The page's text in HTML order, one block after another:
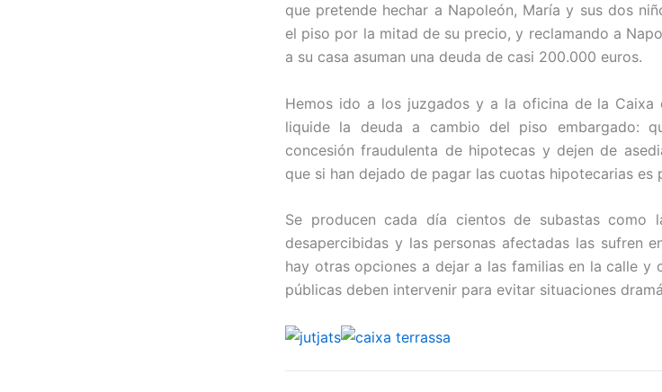
que pretende hechar a Napoleón, María y sus dos
el piso por la mitad de su precio, y reclamando a
a su casa asuman una deuda de casi 200.000 euros.
Hemos ido a los juzgados y a la oficina de la Caixa
liquide la deuda a cambio del piso embargado:
concesión fraudulenta de hipotecas y dejen de
que si han dejado de pagar las cuotas hipotecarias es
Se producen cada día cientos de subastas como
desapercibidas y las personas afectadas las sufren
hay otras opciones a dejar a las familias en la calle y
públicas deben intervenir para evitar situaciones